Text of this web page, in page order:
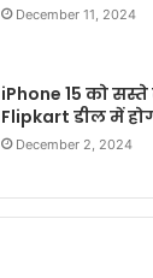
December 11, 2024
iPhone 15 को
Flipkart डील में
December 2, 2024